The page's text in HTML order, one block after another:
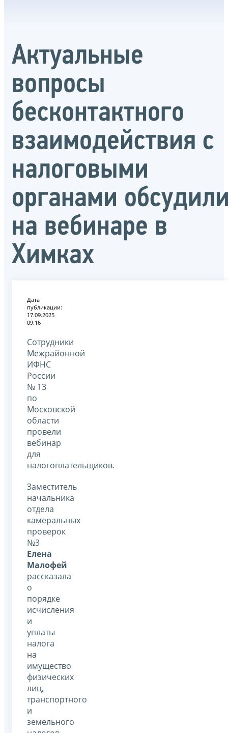
Актуальные
вопросы
бесконтактного
взаимодействия с
налоговыми
органами
на вебинаре в
Химках
Дата
публикации:
17.09.2025
09:16
Сотрудники
Межрайонной
ИФНС
России
№ 13
по
Московской
области
провели
вебинар
для
налогоплательщиков.
Заместитель
начальника
отдела
камеральных
проверок
№3
Елена
Малофей
рассказала
о
порядке
исчисления
и
уплаты
налога
на
имущество
физических
лиц,
транспортного
и
земельного